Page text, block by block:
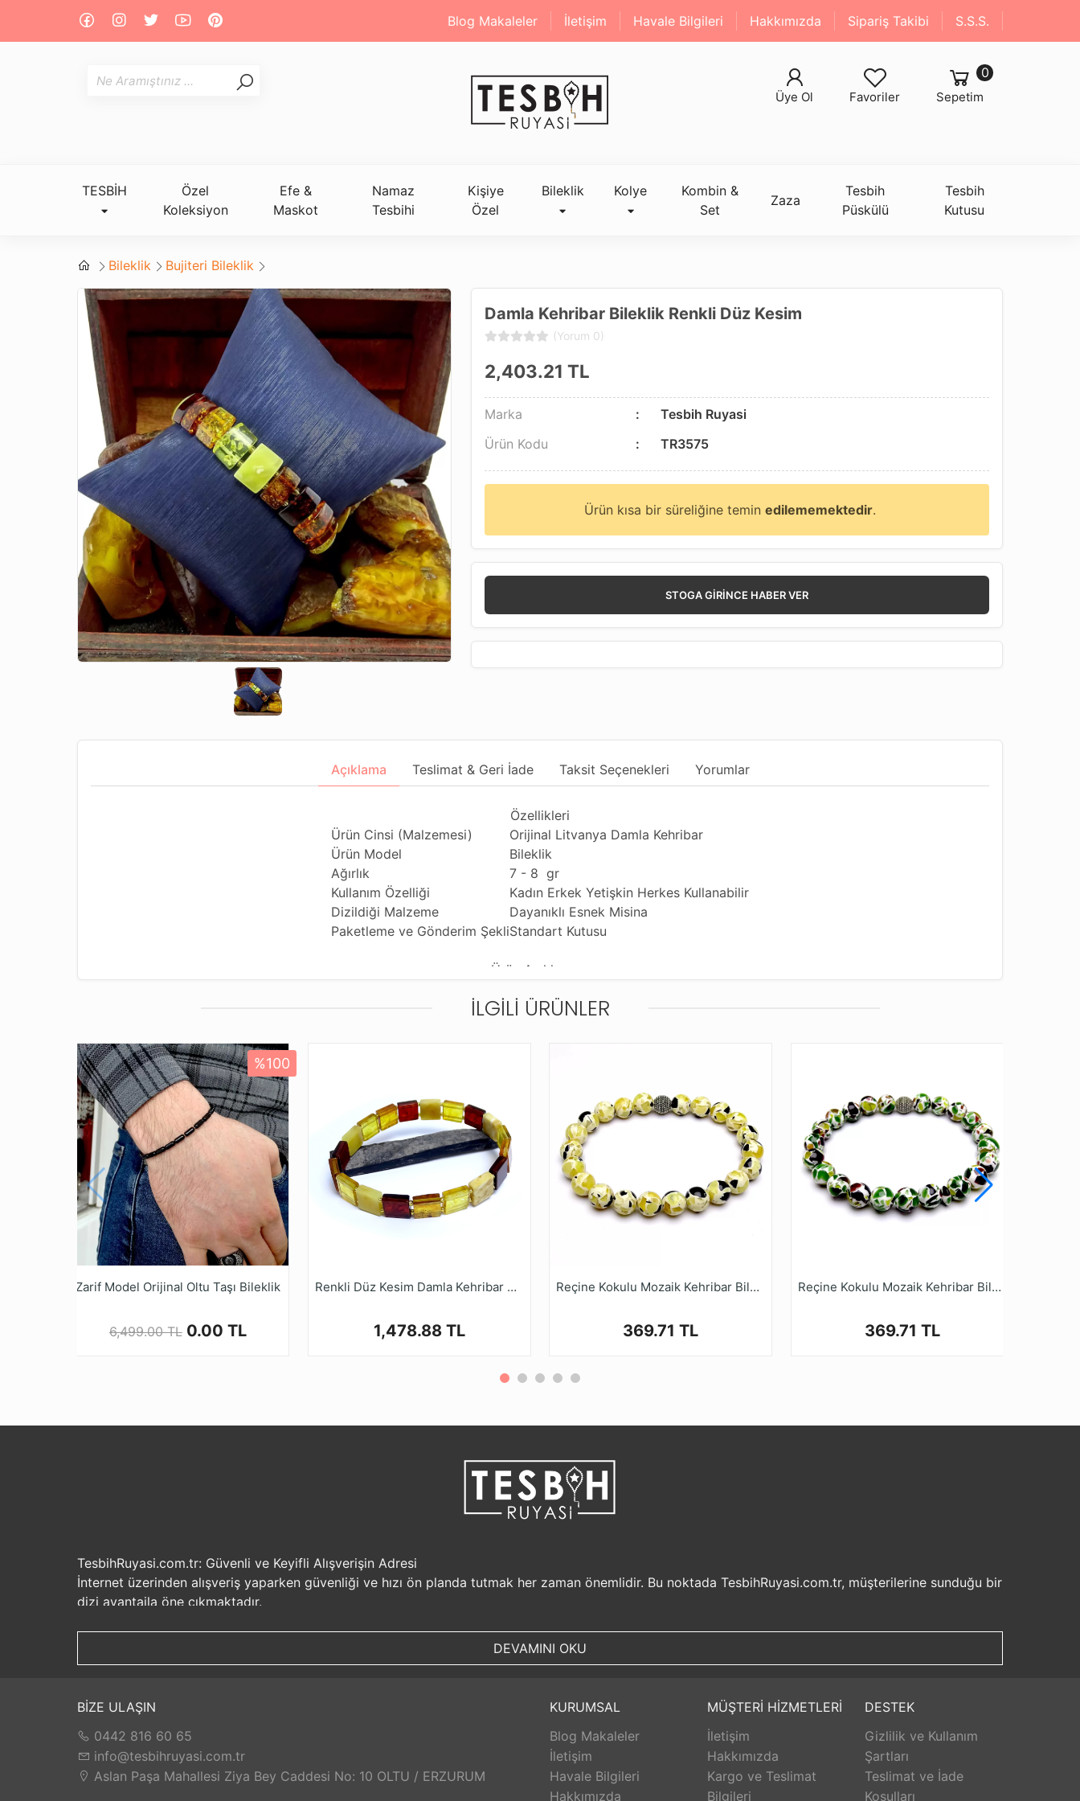
Blog Makaleler İletişim Havale Bilgileri Hakkımızda Sipariş Takibi S.S.S.
Sepetim
0
Favoriler
Üye Ol
TESBİH
Özel
Koleksiyon
Efe &
Maskot
Namaz
Tesbihi
Kişiye
Özel
Bileklik Kolye
Kombin &
Set
Zaza
Tesbih
Püskülü
Tesbih
Kutusu
Bileklik Bujiteri Bileklik
Damla Kehribar Bileklik Renkli Düz Kesim
(Yorum 0)
2,403.21 TL
Marka
Tesbih Ruyasi
Ürün Kodu
TR3575
Ürün kısa bir süreliğine teminedilememektedir.
STOGA GIRINCE HABER VER
Açıklama Teslimat & Geri İade Taksit Seçenekleri Yorumlar
Özellikleri
Ürün Cinsi (Malzemesi)
Orijinal Litvanya Damla Kehribar
Ürün Model
Bileklik
Ağırlık
7 - 8 gr
Kullanım Özelliği
Kadın Erkek Yetişkin Herkes Kullanabilir
Dizildiği Malzeme
Dayanıklı Esnek Misina
Paketleme ve Gönderim ŞekliStandart Kutusu
Ürün Açıklaması
* Orijinal ‘’KEHRİBAR’’ Amber adıyla da bilinen çam reçinesinden elde edilen kehribar oldukca hafif ve yumuşaktır.
boyunca, yüzlerce metre kalınlığa ulaşmış tabakaların altında kalan reçine, Geçen zaman içerisinde basınç ve sıcaklık etkenleriyle sertleşerek
KEHRİBAR'a dönüşmektedir.
* Günümüzde orijinal kehribar’ın bulunup işlenmesi oldukca azdır, Bu sebeble Kehribar çok değerlidir
* Orijinal Kehribar insan sağlığı açısından şifalı taş olarak bilinmektedir. Kadın Erkek Herkesin Kullanabileceği Damla Kehribar Bileklik.
* Kalite ve güvenden ödün vermeyen Tesbih Ruyasi Dijital Mağazamızda Türkiye’nin Tesbih Markası tesbihruyasi.com.tr Güvencesiyle güvenle
alışveriş yapabilirsiniz.
İLGILI ÜRÜNLER
%100
Zarif Model Orijinal Oltu Taşı Bileklik
6,499.00 TL 0.00 TL
Renkli Düz Kesim Damla Kehribar Bileklik
1,478.88 TL
Reçine Kokulu Mozaik Kehribar Bileklik2
369.71 TL
Reçine Kokulu Mozaik Kehribar Bileklik5
369.71 TL
TesbihRuyasi.com.tr: Güvenli ve Keyifli Alışverişin Adresi
İnternet üzerinden alışveriş yaparken güvenliği ve hızı ön planda tutmak her zaman önemlidir. Bu noktada TesbihRuyasi.com.tr, müşterilerine sunduğu bir
dizi avantajla öne çıkmaktadır.
seçenekleri ile rahatça alışveriş yapabilirsiniz. Sizin için değerli olan bilgilerin güvende olduğunu bilerek, alışveriş deneyiminizi keyifli hale getirebilirsiniz.
İade ve Değişim İmkanı: Memnuniyetsizlik durumunda TesbihRuyasi.com.tr,
iade ve değişim imkanı sunar. Aldığınız ürünü beğenmez veya istediğiniz gibi
değilse, kolayca iade edebilir veya değişim yapabilirsiniz. Bu sayede alışveriş deneyiminizde herhangi bir risk olmadan istediğiniz ürünü seçebilirsiniz.
Satış Sonrası Destek: TesbihRuyasi.com.tr, satın aldığınız ürünlerin arkasında durur ve satış sonrası destek sunar. Ürünlerle ilgili herhangi bir sorun
yaşarsanız veya yardıma ihtiyacınız olursa, müşteri hizmetleri ekibi size yardımcı olacaktır. Bu sayede alışverişinizin her aşamasında destek alabilirsiniz.
TesbihRuyasi.com.tr güvenli, hızlı ve müşteri odaklı bir alışveriş deneyimi sunar. Siz de bu avantajlardan yararlanarak keyifli bir alışveriş yapabilirsiniz.
DEVAMINI OKU
BİZE ULAŞIN
0442 816 60 65
info@tesbihruyasi.com.tr
Aslan Paşa Mahallesi Ziya Bey Caddesi No: 10 OLTU / ERZURUM
KURUMSAL
Blog Makaleler
İletişim
Havale Bilgileri
Hakkımızda
MÜŞTERİ HİZMETLERİ
İletişim
Hakkımızda
Kargo ve Teslimat
Bilgileri
DESTEK
Gizlilik ve Kullanım
Şartları
Teslimat ve İade
Koşulları